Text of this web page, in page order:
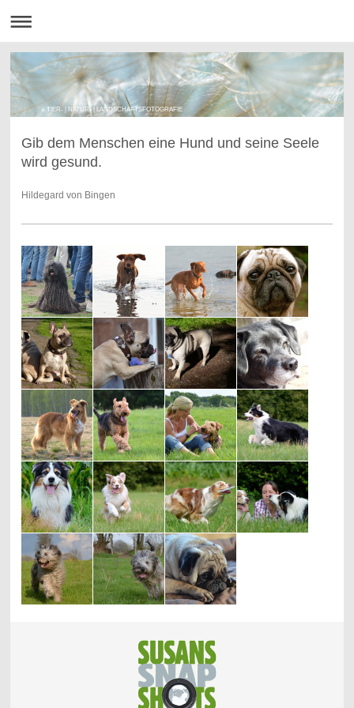
TIER- | NATUR- | LANDSCHAFTSFOTOGRAFIE
Gib dem Menschen eine Hund und seine Seele
wird gesund.
Hildegard von Bingen